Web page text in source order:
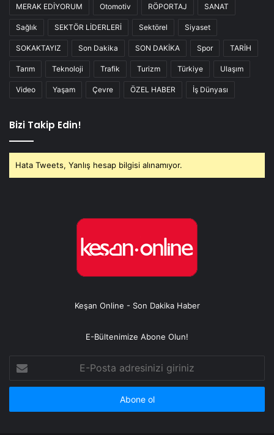
MERAK EDİYORUM Otomotiv RÖPORTAJ SANAT
Sağlık SEKTÖR LİDERLERİ Sektörel Siyaset
SOKAKTAYIZ Son Dakika SON DAKİKA Spor TARİH
Tarım Teknoloji Trafik Turizm Türkiye Ulaşım
Video Yaşam Çevre ÖZEL HABER İş Dünyası
Bizi Takip Edin!
Hata Tweets, Yanlış hesap bilgisi alınamıyor.
Keşan Online - Son Dakika Haber
E-Bültenimize Abone Olun!
E-
Posta
adresinizi